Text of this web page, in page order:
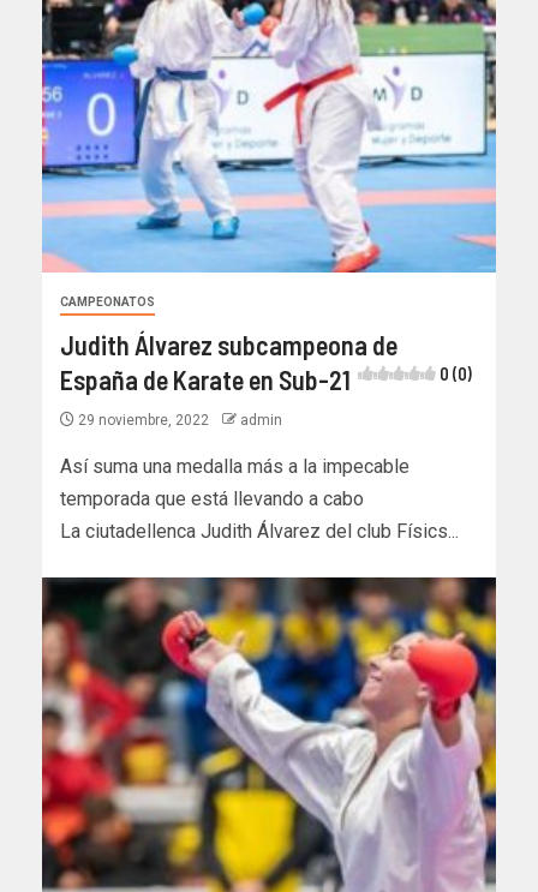
CAMPEONATOS
Judith Álvarez subcampeona de
España de Karate en Sub-21
0 (0)
29 noviembre, 2022 admin
Así suma una medalla más a la impecable
temporada que está llevando a cabo
La ciutadellenca Judith Álvarez del club Físics...